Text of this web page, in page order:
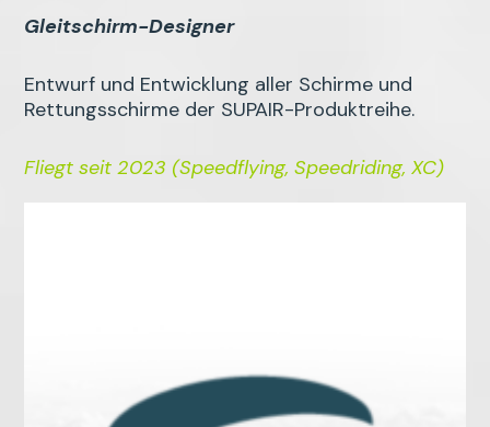
Gleitschirm-Designer
Entwurf und Entwicklung aller Schirme und
Rettungsschirme der SUPAIR-Produktreihe.
Fliegt seit 2023 (Speedflying, Speedriding, XC)